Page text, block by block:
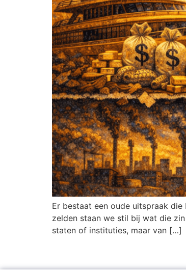
Er bestaat een oude uitspraak
zelden staan we stil bij wat die
staten of instituties, maar van […]